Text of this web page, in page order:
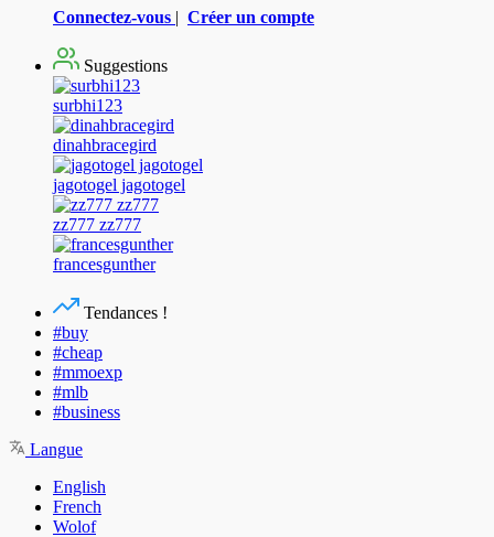
Connectez-vous | Créer un compte
Suggestions
surbhi123
dinahbracegird
jagotogel jagotogel
zz777 zz777
francesgunther
Tendances !
#buy
#cheap
#mmoexp
#mlb
#business
Langue
English
French
Wolof